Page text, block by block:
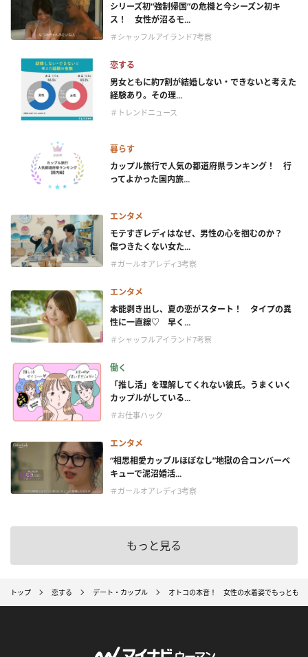
シリーズ初“強制帰国”の危機と今シーズン初キ
ス！ 女性が沼るモ...
＃シャッフルアイランド7考察
恋する
男女ともに約7割が結婚しない・できないと考えた
経験あり。その理...
＃トレンドニュース
暮らす
カップル旅行で人気の都道府県ランキング！ 行
ってよかった国内旅...
エンタメ
モテすぎレディはなぜ、男性の心を掴むのか？
傷つきたくない女た...
＃ガールオアレディ3考察
エンタメ
本能剥き出し、夏の恋がスタート！ タイプの異
性に一直線♡ 早く...
＃シャッフルアイランド7考察
働く
「推し活」を理解してくれない彼氏。うまくいく
カップルがしている...
＃お仕事ハック
エンタメ
“相思相愛カップルほぼなし”地獄の合コンバーベ
キューで泥沼婚活...
＃ガールオアレディ3考察
もっと見る
トップ 恋する デート・カップル オトコの本音！ 女性の水着姿でもっとも